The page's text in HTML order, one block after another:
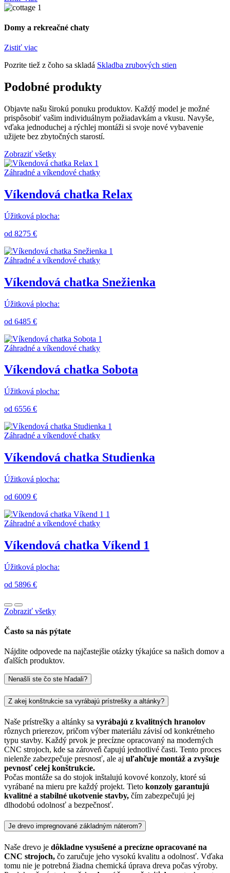
Domy a rekreačné chaty
Zistiť viac
Pozrite tiež z čoho sa skladá Skladba zrubových stien
Podobné produkty
Objavte našu širokú ponuku produktov. Každý model je možné
prispôsobiť vašim individuálnym požiadavkám a vkusu. Navyše,
vďaka jednoduchej a rýchlej montáži si svoje nové vybavenie
užijete bez zbytočných starostí.
Zobraziť všetky
Záhradné a víkendové chatky
Víkendová chatka Relax
Úžitková plocha:
od 8275 €
Záhradné a víkendové chatky
Víkendová chatka Snežienka
Úžitková plocha:
od 6485 €
Záhradné a víkendové chatky
Víkendová chatka Sobota
Úžitková plocha:
od 6556 €
Záhradné a víkendové chatky
Víkendová chatka Studienka
Úžitková plocha:
od 6009 €
Záhradné a víkendové chatky
Víkendová chatka Víkend 1
Úžitková plocha:
od 5896 €
Zobraziť všetky
Často sa nás pýtate
Nájdite odpovede na najčastejšie otázky týkajúce sa našich domov a
ďalších produktov.
Nenašli ste čo ste hľadali?
Z akej konštrukcie sa vyrábajú prístrešky a altánky?
Naše prístrešky a altánky sa vyrábajú z kvalitných hranolov
rôznych prierezov, pričom výber materiálu závisí od konkrétneho
typu stavby. Každý prvok je precízne opracovaný na moderných
CNC strojoch, kde sa zároveň čapujú jednotlivé časti. Tento proces
nielenže zabezpečuje presnosť, ale aj uľahčuje montáž a zvyšuje
pevnosť celej konštrukcie.
Počas montáže sa do stojok inštalujú kovové konzoly, ktoré sú
vyrábané na mieru pre každý projekt. Tieto konzoly garantujú
kvalitné a stabilné ukotvenie stavby, čím zabezpečujú jej
dlhodobú odolnosť a bezpečnosť.
Je drevo impregnované základným náterom?
Naše drevo je dôkladne vysušené a precízne opracované na
CNC strojoch, čo zaručuje jeho vysokú kvalitu a odolnosť. Vďaka
tomu nie je potrebná žiadna chemická úprava dreva počas výroby.